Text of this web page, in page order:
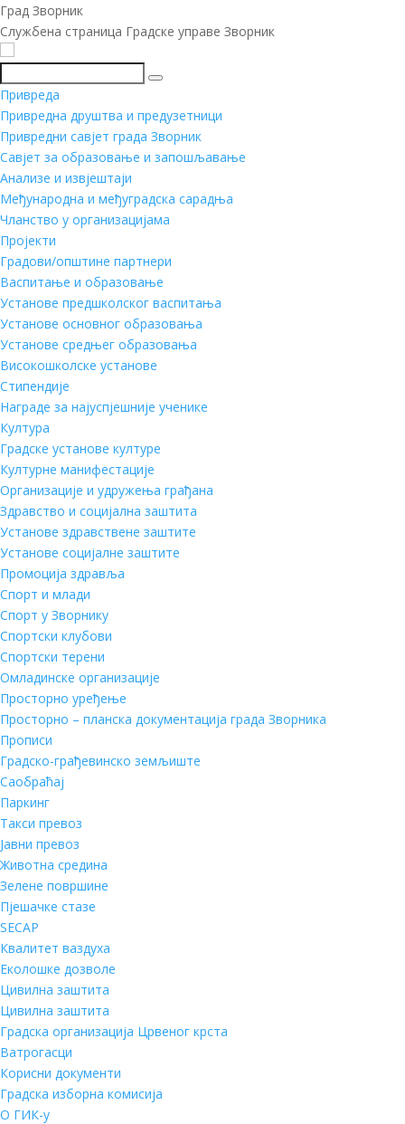
Град Зворник
Службена страница Градске управе Зворник
Претражи
Привреда
Привредна друштва и предузетници
Привредни савјет града Зворник
Савјет за образовање и запошљавање
Анализе и извјештаји
Међународна и међуградска сарадња
Чланство у организацијама
Пројекти
Градови/општине партнери
Васпитање и образовање
Установе предшколског васпитања
Установе основног образовања
Установе средњег образовања
Високошколске установе
Стипендије
Награде за најуспјешније ученике
Култура
Градске установе културе
Културне манифестације
Организације и удружења грађана
Здравство и социјална заштита
Установе здравствене заштите
Установе социјалне заштите
Промоција здравља
Спорт и млади
Спорт у Зворнику
Спортски клубови
Спортски терени
Омладинске организације
Просторно уређење
Просторно – планска документација града Зворника
Прописи
Градско-грађевинско земљиште
Саобраћај
Паркинг
Такси превоз
Јавни превоз
Животна средина
Зелене површине
Пјешачке стазе
SECAP
Квалитет ваздуха
Еколошке дозволе
Цивилна заштита
Цивилна заштита
Градска организација Црвеног крста
Ватрогасци
Корисни документи
Градска изборна комисија
О ГИК-у